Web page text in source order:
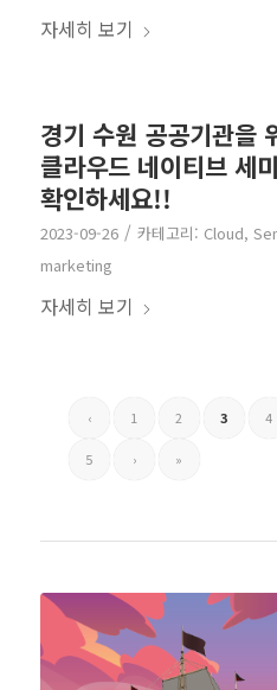
자세히 보기
경기 수원 공공기관을
클라우드 네이티브 세
확인하세요!!
2023-09-26 / 카테고리: Cloud,
marketing
자세히 보기
‹ 1 2 3 4
5 › »